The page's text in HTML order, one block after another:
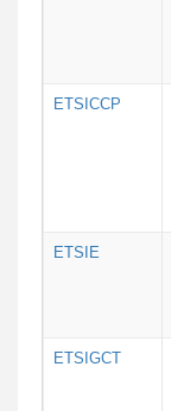
ETSICCP
ETSIE
ETSIGCT